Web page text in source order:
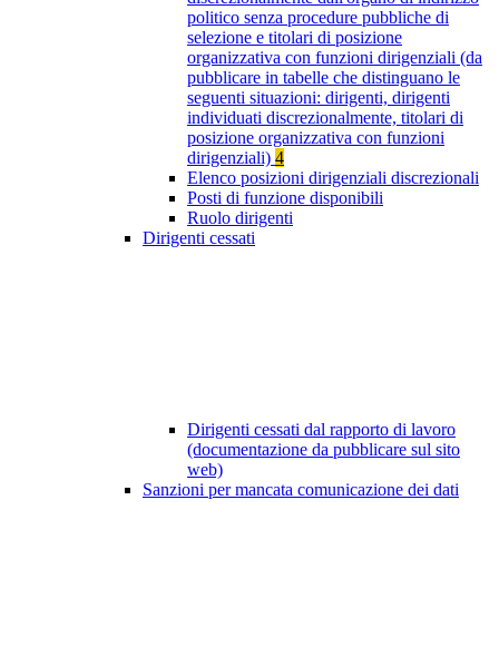
politico senza procedure pubbliche di
selezione e titolari di posizione
organizzativa con funzioni dirigenziali (da
pubblicare in tabelle che distinguano le
seguenti situazioni: dirigenti, dirigenti
individuati discrezionalmente, titolari di
posizione organizzativa con funzioni
dirigenziali) 4
Elenco posizioni dirigenziali discrezionali
Posti di funzione disponibili
Ruolo dirigenti
Dirigenti cessati
Dirigenti cessati dal rapporto di lavoro
(documentazione da pubblicare sul sito
web)
Sanzioni per mancata comunicazione dei dati